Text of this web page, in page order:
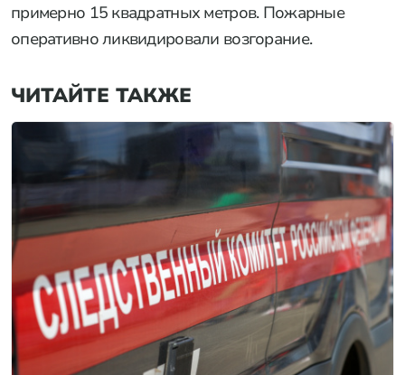
примерно 15 квадратных метров. Пожарные
оперативно ликвидировали возгорание.
ЧИТАЙТЕ ТАКЖЕ